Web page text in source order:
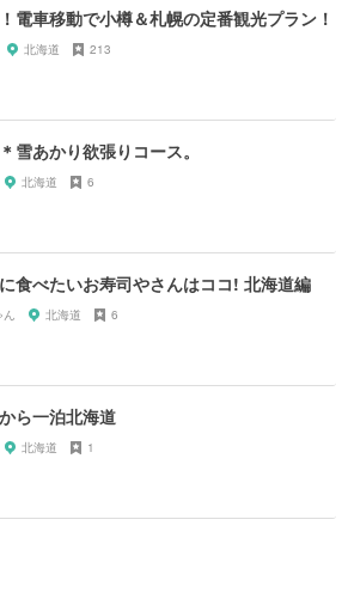
電車移動で小樽＆札幌の定番観光プラン！
北海道 213
雪あかり欲張りコース。
北海道 6
食べたいお寿司やさんはココ! 北海道編
ん 北海道 6
ら一泊北海道
北海道 1